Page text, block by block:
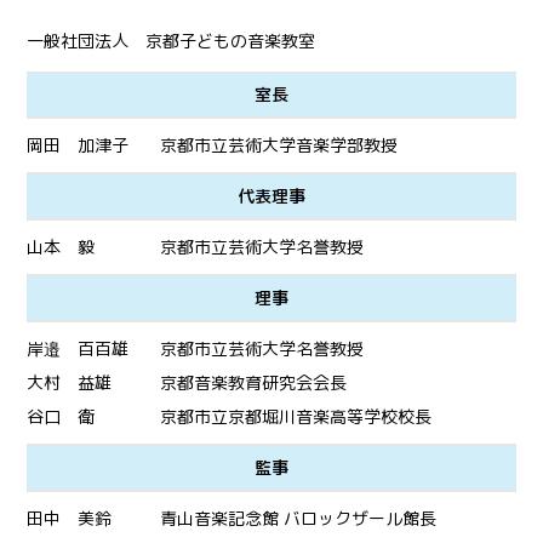
一般社団法人 京都子どもの音楽教室
室長
岡田 加津子 京都市立芸術大学音楽学部教授
代表理事
山本 毅 京都市立芸術大学名誉教授
理事
岸邉 百百雄
京都市立芸術大学名誉教授
大村 益雄
京都音楽教育研究会会長
谷口 衛
京都市立京都堀川音楽高等学校校長
監事
田中 美鈴
青山音楽記念館 バロックザール館長